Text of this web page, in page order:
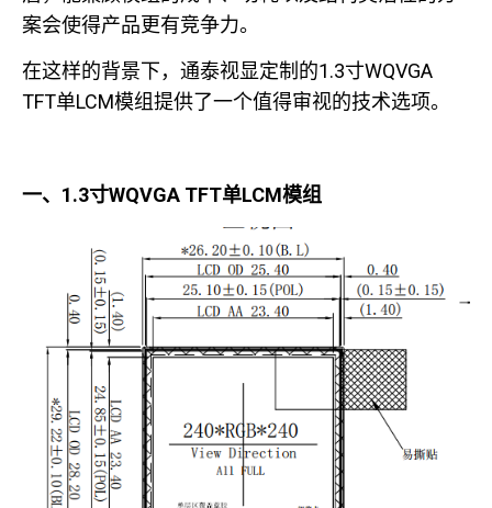
案会使得产品更有竞争力。
在这样的背景下，通泰视显定制的1.3寸WQVGA
TFT单LCM模组提供了一个值得审视的技术选项。
一、1.3寸WQVGA TFT单LCM模组